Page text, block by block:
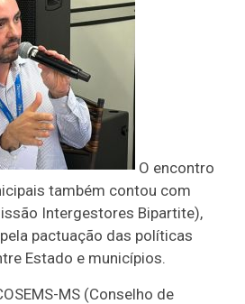
O encontro
também contou com
Intergestores Bipartite),
pactuação das políticas
Estado e municípios.
MS (Conselho de